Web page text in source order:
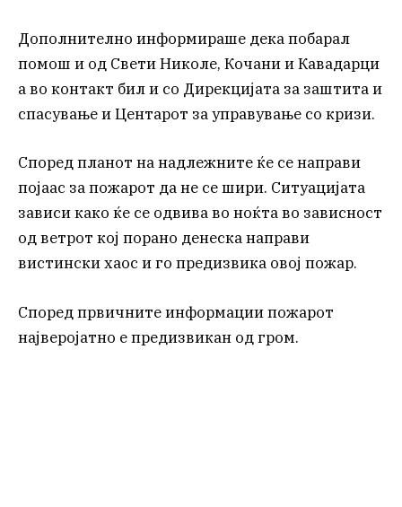
Дополнително информираше дека побарал
помош и од Свети Николе, Кочани и Кавадарци
а во контакт бил и со Дирекцијата за заштита и
спасување и Центарот за управување со кризи.
Според планот на надлежните ќе се направи
појаас за пожарот да не се шири. Ситуацијата
зависи како ќе се одвива во ноќта во зависност
од ветрот кој порано денеска направи
вистински хаос и го предизвика овој пожар.
Според првичните информации пожарот
најверојатно е предизвикан од гром.